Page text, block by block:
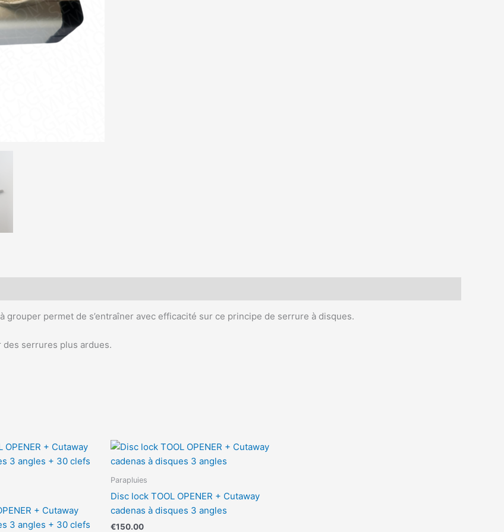
permet de s’entraîner avec efficacité sur ce principe de serrure à disques.
serrures plus ardues.
+ Cutaway
3 angles + 30 clefs
Parapluies
Disc lock TOOL OPENER + Cutaway
cadenas à disques 3 angles
€150.00